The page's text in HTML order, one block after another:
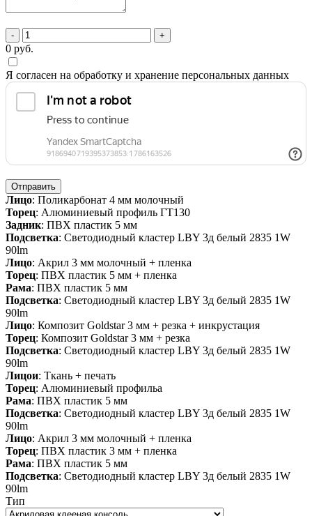
- +
0 руб.
Я согласен на обработку и хранение персональных данных
Отправить
Лицо: Поликарбонат 4 мм молочный
Торец: Алюминиевый профиль ГТ130
Задник: ПВХ пластик 5 мм
Подсветка: Светодиодный кластер LBY 3д белый 2835 1W
90lm
Лицо: Акрил 3 мм молочный + пленка
Торец: ПВХ пластик 5 мм + пленка
Рама: ПВХ пластик 5 мм
Подсветка: Светодиодный кластер LBY 3д белый 2835 1W
90lm
Лицо: Композит Goldstar 3 мм + резка + инкрустация
Торец: Композит Goldstar 3 мм + резка
Подсветка: Светодиодный кластер LBY 3д белый 2835 1W
90lm
Лицои: Ткань + печать
Торец: Алюминиевый профильа
Рама: ПВХ пластик 5 мм
Подсветка: Светодиодный кластер LBY 3д белый 2835 1W
90lm
Лицо: Акрил 3 мм молочный + пленка
Торец: ПВХ пластик 3 мм + пленка
Рама: ПВХ пластик 5 мм
Подсветка: Светодиодный кластер LBY 3д белый 2835 1W
90lm
Тип